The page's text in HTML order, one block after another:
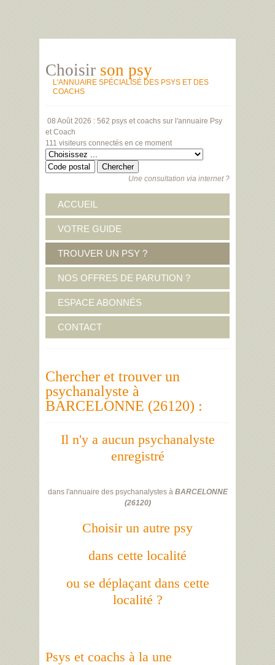
Choisir son psy
L'ANNUAIRE SPÉCIALISÉ DES PSYS ET DES
COACHS
08 Août 2026 : 562 psys et coachs sur l'annuaire Psy
et Coach
111 visiteurs connectés en ce moment
Une consultation via internet ?
ACCUEIL
VOTRE GUIDE
TROUVER UN PSY ?
NOS OFFRES DE PARUTION ?
ESPACE ABONNÉS
CONTACT
Chercher et trouver un
psychanalyste à
BARCELONNE (26120) :
Il n'y a aucun psychanalyste
enregistré
dans l'annuaire des psychanalystes à BARCELONNE
(26120)
Choisir un autre psy
dans cette localité
ou se déplaçant dans cette
localité ?
Psys et coachs à la une